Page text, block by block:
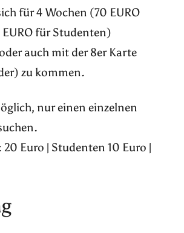
für 4 Wochen (70 EURO
EURO für Studenten)
auch mit der 8er Karte
zu kommen.
nur einen einzelnen
Euro | Studenten 10 Euro |